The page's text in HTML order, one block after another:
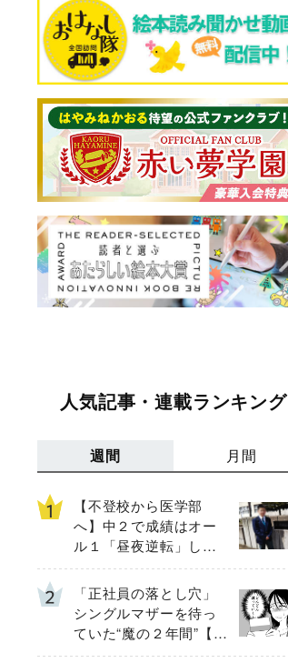
人気記事・連載ランキング
週間 月間
【不登校から医学部
へ】中２で成績はオー
ル１「昼夜逆転」した
わが子を”夜遊び”に連れ
出した母の気づき
「正社員の落とし穴」
シングルマザーを待っ
ていた“魔の２年間”【後
編】